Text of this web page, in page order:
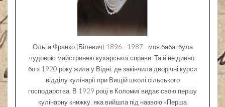
Ольга Франко (Білевич) 1896 - 1987 - моя баба, була
чудовою майстринею кухарської справи. Та й не дивно,
бо з 1920 року жила у Відні, де закінчила дворічні курси
відділу кулінарії при Вищій школі сільського
господарства. В 1929 році в Коломиї видає свою першу
кулінарну книжку, яка вийшла під назвою «Перша